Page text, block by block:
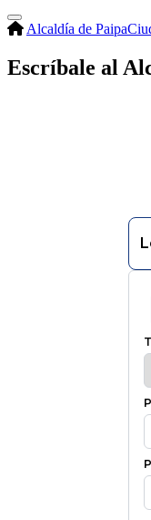
Alcaldía de Paipa
Escríbale al